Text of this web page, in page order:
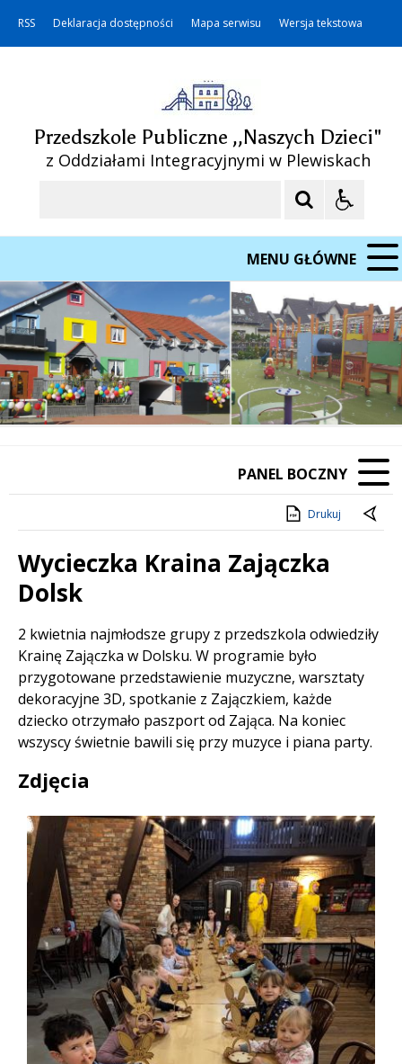
RSS Deklaracja dostępności Mapa serwisu Wersja tekstowa
Przedszkole Publiczne ,,Naszych Dzieci"
z Oddziałami Integracyjnymi w Plewiskach
MENU GŁÓWNE
PANEL BOCZNY
Drukuj
Wycieczka Kraina Zajączka
Dolsk
Treść
2 kwietnia najmłodsze grupy z przedszkola odwiedziły
Krainę Zajączka w Dolsku. W programie było
przygotowane przedstawienie muzyczne, warsztaty
dekoracyjne 3D, spotkanie z Zajączkiem, każde
dziecko otrzymało paszport od Zająca. Na koniec
wszyscy świetnie bawili się przy muzyce i piana party.
Zdjęcia